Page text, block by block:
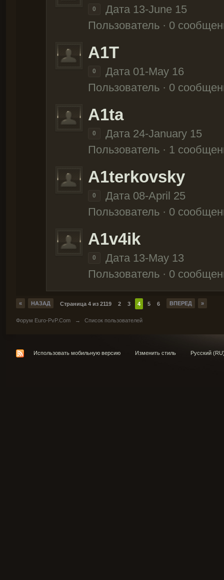
0
Дата 13-June 15
Пользователь · 0
A1T
0
Дата 01-May 16
Пользователь · 0
A1ta
0
Дата 24-January 15
Пользователь · 1
A1terkovsky
0
Дата 08-April 25
Пользователь · 0
A1v4ik
0
Дата 13-May 13
Пользователь · 0
« НАЗАД Страница 4 из 2119 2 3 4 5 6 ВПЕРЕД »
Форум Euro-PvP.Com → Список пользователей
Использовать мобильную версию Изменить стиль Русский